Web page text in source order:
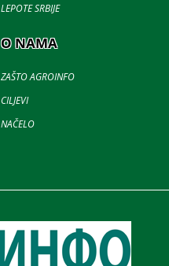
LEPOTE SRBIJE
O NAMA
ZAŠTO AGROINFO
CILJEVI
NAČELO